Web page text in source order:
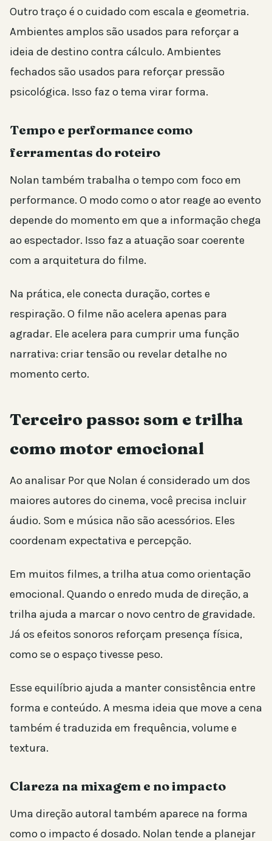
Outro traço é o cuidado com escala e geometria.
Ambientes amplos são usados para reforçar a
ideia de destino contra cálculo. Ambientes
fechados são usados para reforçar pressão
psicológica. Isso faz o tema virar forma.
Tempo e performance como
ferramentas do roteiro
Nolan também trabalha o tempo com foco em
performance. O modo como o ator reage ao evento
depende do momento em que a informação chega
ao espectador. Isso faz a atuação soar coerente
com a arquitetura do filme.
Na prática, ele conecta duração, cortes e
respiração. O filme não acelera apenas para
agradar. Ele acelera para cumprir uma função
narrativa: criar tensão ou revelar detalhe no
momento certo.
Terceiro passo: som e trilha
como motor emocional
Ao analisar Por que Nolan é considerado um dos
maiores autores do cinema, você precisa incluir
áudio. Som e música não são acessórios. Eles
coordenam expectativa e percepção.
Em muitos filmes, a trilha atua como orientação
emocional. Quando o enredo muda de direção, a
trilha ajuda a marcar o novo centro de gravidade.
Já os efeitos sonoros reforçam presença física,
como se o espaço tivesse peso.
Esse equilíbrio ajuda a manter consistência entre
forma e conteúdo. A mesma ideia que move a cena
também é traduzida em frequência, volume e
textura.
Clareza na mixagem e no impacto
Uma direção autoral também aparece na forma
como o impacto é dosado. Nolan tende a planejar